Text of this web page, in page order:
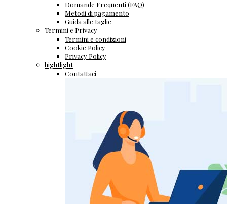
Domande Frequenti (FAQ)
Metodi di pagamento
Guida alle taglie
Termini e Privacy
Termini e condizioni
Cookie Policy
Privacy Policy
hightlight
Contattaci